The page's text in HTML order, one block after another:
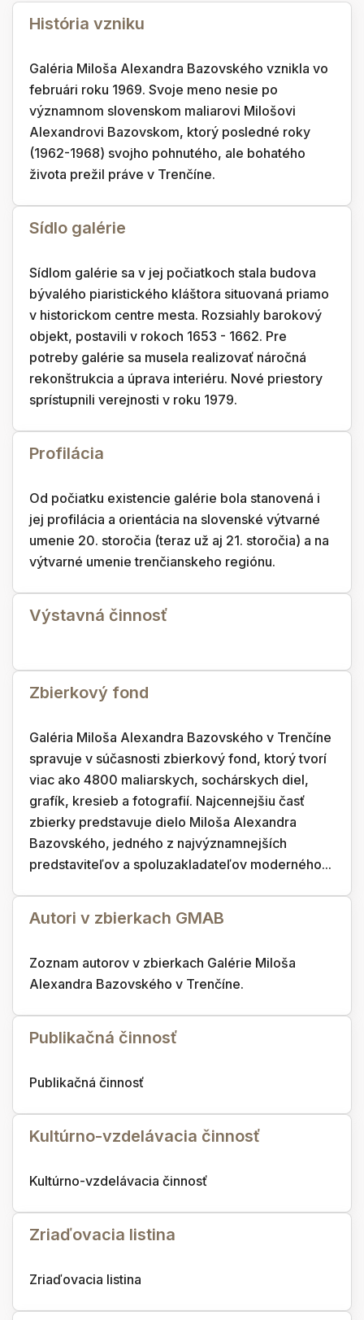
História vzniku
Galéria Miloša Alexandra Bazovského vznikla vo
februári roku 1969. Svoje meno nesie po
významnom slovenskom maliarovi Milošovi
Alexandrovi Bazovskom, ktorý posledné roky
(1962-1968) svojho pohnutého, ale bohatého
života prežil práve v Trenčíne.
Sídlo galérie
Sídlom galérie sa v jej počiatkoch stala budova
bývalého piaristického kláštora situovaná priamo
v historickom centre mesta. Rozsiahly barokový
objekt, postavili v rokoch 1653 - 1662. Pre
potreby galérie sa musela realizovať náročná
rekonštrukcia a úprava interiéru. Nové priestory
sprístupnili verejnosti v roku 1979.
Profilácia
Od počiatku existencie galérie bola stanovená i
jej profilácia a orientácia na slovenské výtvarné
umenie 20. storočia (teraz už aj 21. storočia) a na
výtvarné umenie trenčianskeho regiónu.
Výstavná činnosť
Zbierkový fond
Galéria Miloša Alexandra Bazovského v Trenčíne
spravuje v súčasnosti zbierkový fond, ktorý tvorí
viac ako 4800 maliarskych, sochárskych diel,
grafík, kresieb a fotografií. Najcennejšiu časť
zbierky predstavuje dielo Miloša Alexandra
Bazovského, jedného z najvýznamnejších
predstaviteľov a spoluzakladateľov moderného...
Autori v zbierkach GMAB
Zoznam autorov v zbierkach Galérie Miloša
Alexandra Bazovského v Trenčíne.
Publikačná činnosť
Publikačná činnosť
Kultúrno-vzdelávacia činnosť
Kultúrno-vzdelávacia činnosť
Zriaďovacia listina
Zriaďovacia listina